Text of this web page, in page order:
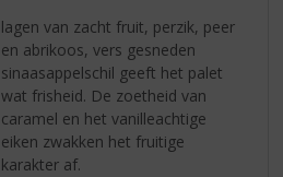
lagen van zacht fruit, perzik, peer
en abrikoos, vers gesneden
sinaasappelschil geeft het palet
wat frisheid. De zoetheid van
caramel en het vanilleachtige
eiken zwakken het fruitige
karakter af.